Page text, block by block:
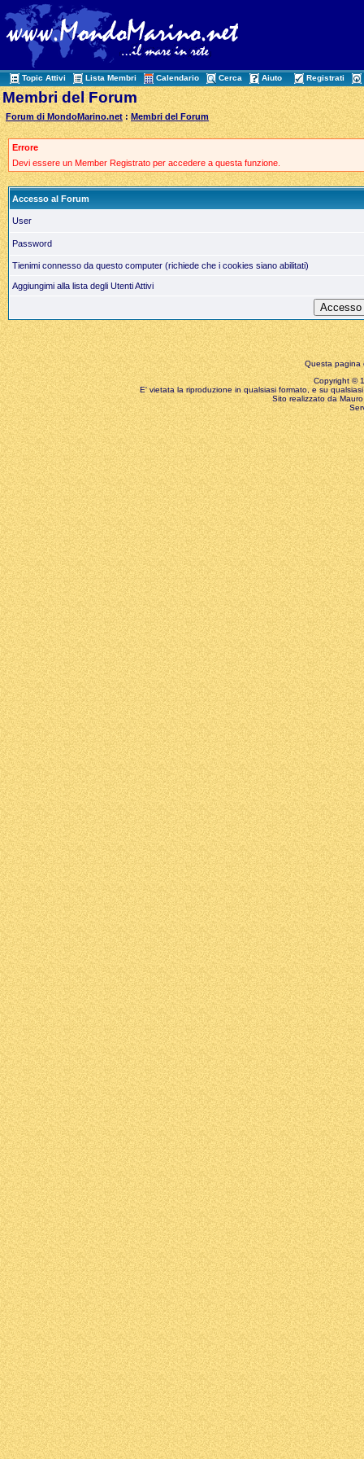
Topic Attivi Lista Membri Calendario Cerca Aiuto Registrati
Membri del Forum
Forum di MondoMarino.net :Membri del Forum
Errore
Devi essere un Member Registrato per accedere a questa funzione.
Accesso al Forum
User
Password
Tienimi connesso da questo computer (richiede che i cookies siano abilitati)
Aggiungimi alla lista degli Utenti Attivi
Questa pagina
Copyright ©
E' vietata la riproduzione in qualsiasi formato, e su
Sito realizzato da